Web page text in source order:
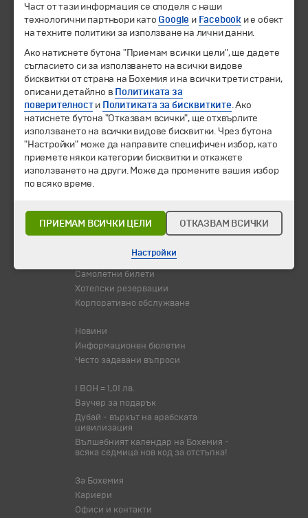
© 1994-2026 Бохемия ООД.Всички права запазени.
Екскурзии и почивки
Направления
Календар
Всички програми от А до Я
Промоции
Горещи оферти
Потвърдени дати
Оферта на деня
Самолетни билети
Хотелски резервации
Корпоративно обслужване
Новини
Информационен бюлетин
Често задавани въпроси
1 BOH = 1,01 лв.
Ваучер за подарък
Дубай - върхът на арабската
цивилизация
Вълшебният календар на Бохемия -
всяка седмица нов код за отстъпка!
За Бохемия
Кариери
Офиси и контакти
Част от тази информация се споделя с наши
технологични партньори като Google и Facebook и е обект
на техните политики за използване на лични данни.
Ако натиснете бутона "Приемам всички цели", ще дадете
съгласието си за използването на всички видове
бисквитки от страна на Бохемия и на всички трети страни,
описани детайлно в Политиката за
поверителности Политиката за бисквитките. Ако
натиснете бутона "Отказвам всички", ще отхвърлите
използването на всички видове бисквитки. Чрез бутона
"Настройки" може да направите специфичен избор, като
приемете някои категории бисквитки и откажете
използването на други. Може да промените вашия избор
по всяко време.
ПРИЕМАМ ВСИЧКИ ЦЕЛИ ОТКАЗВАМ ВСИЧКИ
Настройки